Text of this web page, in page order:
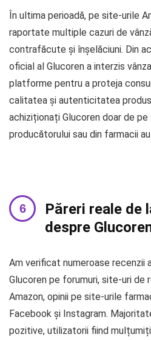
În ultima perioadă, pe site-urile
raportate multiple cazuri de
contrafăcute și înșelăciuni. Din
oficial al Glucoren a interzis
platforme pentru a proteja
calitatea și autenticitatea
achiziționați Glucoren doar de
producătorului sau din farmacii
Păreri reale de
despre
Am verificat numeroase recenzii
Glucoren pe forumuri, site-uri de
Amazon, opinii pe site-urile
Facebook și Instagram.
pozitive, utilizatorii fiind